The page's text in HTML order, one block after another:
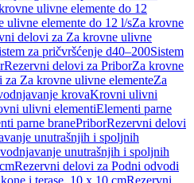
ulivne elemente do 12
ulivne elemente do 12 l/sZa krovne
delovi za Za krovne ulivne
za pričvršćenje d40–200Sistem
Rezervni delovi za PriborZa krovne
za Za krovne ulivne elementeZa
krovaKrovni ulivni
ulivni elementiElementi parne
parne branePriborRezervni delovi
unutrašnjih i spoljnih
unutrašnjih i spoljnih
Rezervni delovi za Podni odvodi
i terase, 10 x 10 cmRezervni